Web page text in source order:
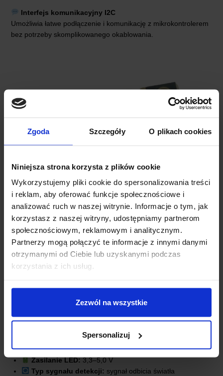
Zgoda Szczegóły O plikach cookies
Niniejsza strona korzysta z plików cookie
Wykorzystujemy pliki cookie do spersonalizowania treści
i reklam, aby oferować funkcje społecznościowe i
analizować ruch w naszej witrynie. Informacje o tym, jak
korzystasz z naszej witryny, udostępniamy partnerom
społecznościowym, reklamowym i analitycznym.
Partnerzy mogą połączyć te informacje z innymi danymi
otrzymanymi od Ciebie lub uzyskanymi podczas
korzystania z ich usług.
Zezwól na wszystkie
Spersonalizuj
Interfejs komunikacyjny I2C
Umożliwia łatwe podłączenie i komunikację z mikrokontrolerem
bez potrzeby skomplikowanego okablowania.
SPECYFIKACJA TECHNICZNA
Napięcie logiki:domyślnie 1,8 V
Długości fal LED:660 nm – czerwona, 880 nm – IR
Zasilanie LED:3,3–5,0 V
Typ sygnału detekcji: sygnał odbicia światła